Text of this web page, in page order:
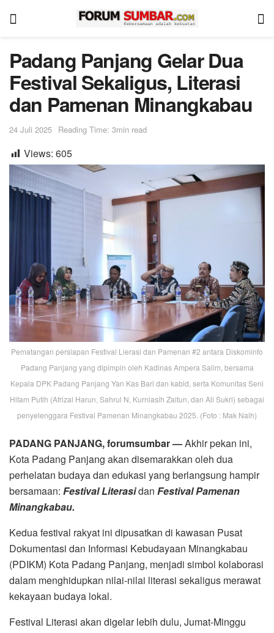
Padang Panjang Gelar Dua
Festival Sekaligus, Literasi
dan Pamenan Minangkabau
24 Juli 2025 Reading Time: 3min read
Views: 605
Pematangan persiapan Festival Lierasi dan Pamenan #2 antara Diskominfo
Padang Panjang yang dipimpin oleh Kadinas Ampera Salim, bersama
Kepala DPK Padang Panjang Yan Kas Bari dan kabid, serta Komunitas Seni
Hitam Putih (Afrizal Harun, Sahrul N, Kurniasih Zaitun, dan Ali Sukri) sebagai
penyelenggara Festival Pamenan Minangkabau 2025. (Foto : Mak Naih)
PADANG PANJANG, forumsumbar —Akhir pekan ini,
Kota Padang Panjang akan disemarakkan oleh dua
perhelatan budaya dan edukasi yang berlangsung hampir
bersamaan: Festival Literasidan Festival Pamenan
Minangkabau.
Kedua festival rakyat ini dipusatkan di kawasan Pusat
Dokumentasi dan Informasi Kebudayaan Minangkabau
(PDIKM) Kota Padang Panjang, menjadi simbol kolaborasi
dalam menghidupkan nilai-nilai literasi sekaligus merawat
kekayaan budaya lokal.
Festival Literasi akan digelar lebih dulu, Jumat-Minggu